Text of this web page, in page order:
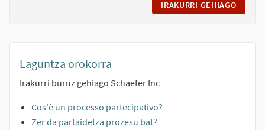
IRAKURRI GEHIAGO
Laguntza orokorra
Irakurri buruz gehiago Schaefer Inc
Cos'è un processo partecipativo?
Zer da partaidetza prozesu bat?